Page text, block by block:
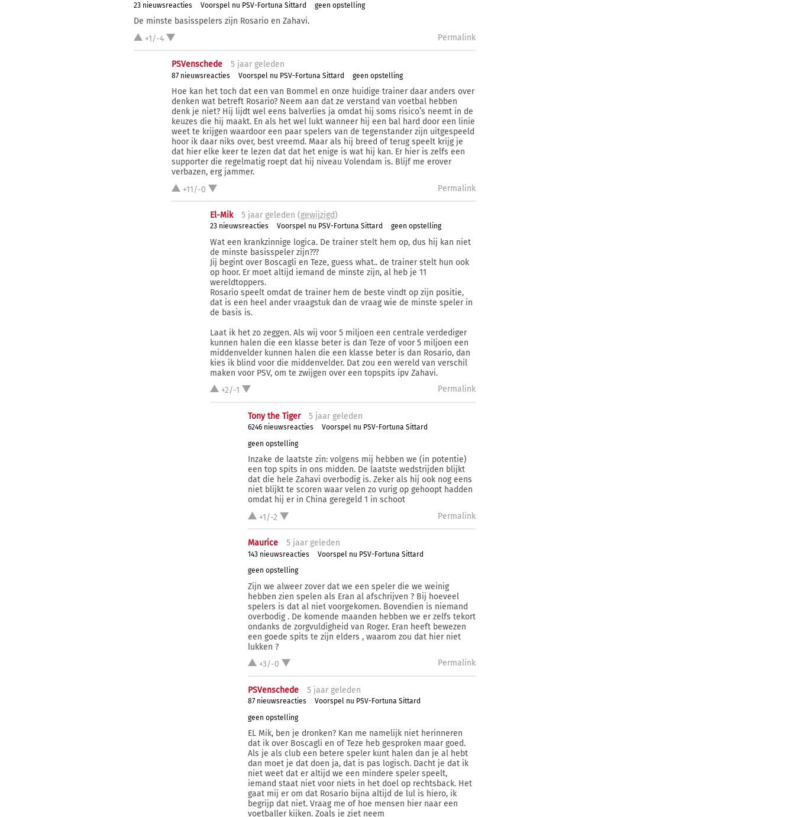
23 nieuwsreacties Voorspel nu PSV-Fortuna Sittard geen opstelling
De minste basisspelers zijn Rosario en Zahavi.
+1/-4
Permalink
PSVenschede 5 jaar geleden
87 nieuwsreacties Voorspel nu PSV-Fortuna Sittard geen opstelling
Hoe kan het toch dat een van Bommel en onze huidige trainer daar anders over
denken wat betreft Rosario? Neem aan dat ze verstand van voetbal hebben
denk je niet? Hij lijdt wel eens balverlies ja omdat hij soms risico’s neemt in de
keuzes die hij maakt. En als het wel lukt wanneer hij een bal hard door een linie
weet te krijgen waardoor een paar spelers van de tegenstander zijn uitgespeeld
hoor ik daar niks over, best vreemd. Maar als hij breed of terug speelt krijg je
dat hier elke keer te lezen dat dat het enige is wat hij kan. Er hier is zelfs een
supporter die regelmatig roept dat hij niveau Volendam is. Blijf me erover
verbazen, erg jammer.
+11/-0
Permalink
El-Mik 5 jaargeleden (gewijzigd)
23 nieuwsreacties Voorspel nu PSV-Fortuna Sittard geen opstelling
Wat een krankzinnige logica. De trainer stelt hem op, dus hij kan niet
de minste basisspeler zijn???
Jij begint over Boscagli en Teze, guess what.. de trainer stelt hun ook
op hoor. Er moet altijd iemand de minste zijn, al heb je 11
wereldtoppers.
Rosario speelt omdat de trainer hem de beste vindt op zijn positie,
dat is een heel ander vraagstuk dan de vraag wie de minste speler in
de basis is.
Laat ik het zo zeggen. Als wij voor 5 miljoen een centrale verdediger
kunnen halen die een klasse beter is dan Teze of voor 5 miljoen een
middenvelder kunnen halen die een klasse beter is dan Rosario, dan
kies ik blind voor die middenvelder. Dat zou een wereld van verschil
maken voor PSV, om te zwijgen over een topspits ipv Zahavi.
+2/-1
Permalink
Tony the Tiger 5 jaargeleden
6246 nieuwsreacties
Voorspel nu PSV-Fortuna Sittard
geen opstelling
Inzake de laatste zin: volgens mij hebben we (in potentie)
een top spits in ons midden. De laatste wedstrijden blijkt
dat die hele Zahavi overbodig is. Zeker als hij ook nog eens
niet blijkt te scoren waar velen zo vurig op gehoopt hadden
omdat hij er in China geregeld 1 in schoot
+1/-2
Permalink
Maurice 5 jaargeleden
143 nieuwsreacties
Voorspel nu PSV-Fortuna Sittard
geen opstelling
Zijn we alweer zover dat we een speler die we weinig
hebben zien spelen als Eran al afschrijven ? Bij hoeveel
spelers is dat al niet voorgekomen. Bovendien is niemand
overbodig . De komende maanden hebben we er zelfs tekort
ondanks de zorgvuldigheid van Roger. Eran heeft bewezen
een goede spits te zijn elders , waarom zou dat hier niet
lukken ?
+3/-0
Permalink
PSVenschede 5 jaargeleden
87 nieuwsreacties
Voorspel nu PSV-Fortuna Sittard
geen opstelling
EL Mik, ben je dronken? Kan me namelijk niet herinneren
dat ik over Boscagli en of Teze heb gesproken maar goed.
Als je als club een betere speler kunt halen dan je al hebt
dan moet je dat doen ja, dat is pas logisch. Dacht je dat ik
niet weet dat er altijd we een mindere speler speelt,
iemand staat niet voor niets in het doel op rechtsback. Het
gaat mij er om dat Rosario bijna altijd de lul is hiero, ik
begrijp dat niet. Vraag me of hoe mensen hier naar een
voetballer kijken. Zoals je ziet neem